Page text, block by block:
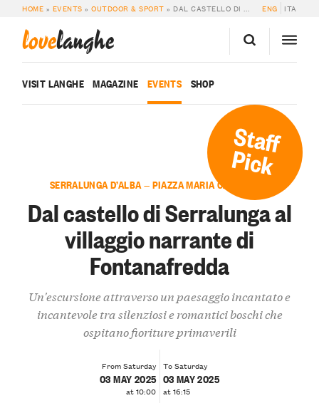
HOME » EVENTS »OUTDOOR & SPORT » DAL CASTELLO DI SERRALUNGA AL VILLAGGIO NARRANTE DI FONTANAFREDDA ENG ITA
lovelanghe
VISIT LANGHE MAGAZINE EVENTS SHOP
Staff
Pick
SERRALUNGA D’ALBA — PIAZZA MARIA CAPELLANO
Dal castello di Serralunga al
villaggio narrante di
Fontanafredda
Un'escursione attraverso un paesaggio incantato e
incantevole tra silenziosi e romantici boschi che
ospitano fioriture primaverili
From Saturday
03 MAY 2025
at 10:00
To Saturday
03 MAY 2025
at 16:15